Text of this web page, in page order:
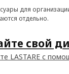
для
отдельно.
свой
LASTARE с